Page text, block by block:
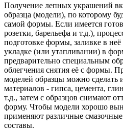
Получение лепных украшений
образца (модели), по которому
самой формы. Если имеется
розетки, барельефа и т.д.),
подготовке формы, заливке в
укладке (или утапливании) в
предварительно специальным
облегчения снятия её с формы.
моделей образцы можно сделать
материалов - гипса, цемента,
т.д., затем с образцов снимают
форму. Чтобы модели хорошо
применяют различные
составы.